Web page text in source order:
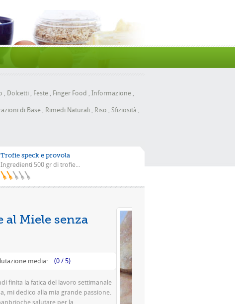
, Dolcetti , Feste , Finger Food , Informazione ,
di Base , Rimedi Naturali , Riso , Sfiziosità ,
Trofie speck e provola
Ingredienti 500 gr di trofie...
Pizza con la scarola
Valutazione media:
Questa è una pizza famosissima a Napoli Ingredienti Per la
pasta 500 g di farina rimacinata a pietra 0 10 g di lievito di